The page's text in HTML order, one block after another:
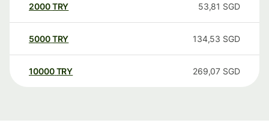
2000TRY 53,81 SGD
5000TRY 134,53 SGD
10000 TRY 269,07 SGD